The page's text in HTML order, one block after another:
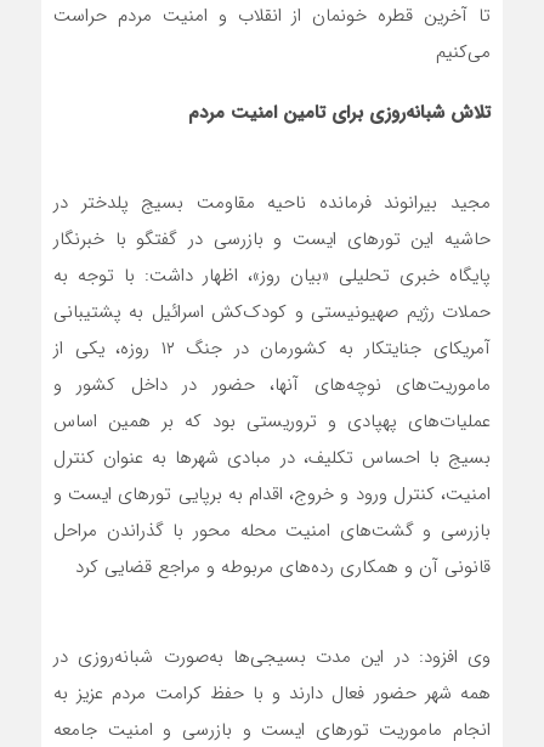
حاشیه این تورهای ایست و بازرسی در گفتگو با خبرنگار
پایگاه خبری تحلیلی «بیان روز»، اظهار داشت: با توجه به
عملیات‌های پهپادی و تروریستی بود که بر همین اساس
بسیج با احساس تکلیف، در مبادی شهرها به عنوان کنترل
امنیت، کنترل ورود و خروج، اقدام به برپایی تورهای ایست و
بازرسی و گشت‌های امنیت محله محور با گذراندن مراحل
قانونی آن و همکاری رده‌های مربوطه و مراجع قضایی کرد
وی افزود: در این مدت بسیجی‌ها به‌صورت شبانه‌روزی در
همه شهر حضور فعال دارند و با حفظ کرامت مردم عزیز به
انجام ماموریت تورهای ایست و بازرسی و امنیت جامعه
می‌پردازند که ان‌شاءالله تا پایان این ماموریت و رفع خطر
رژیم صهیونیستی در صحنه حاضر بوده و به ماموریت‌های
فرمانده ناحیه مقاومت بسیج پلدختر عنوان کرد: در طول
شبانه‌روز و در اوج گرمای بالاتر از ۴۰ درجه، بسیجی‌های